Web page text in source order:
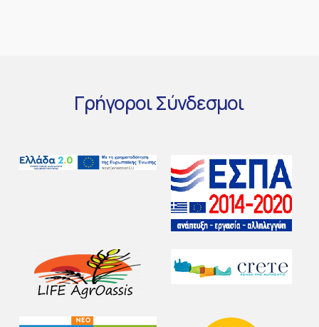
ΓρήγοροιΣύνδεσμοι